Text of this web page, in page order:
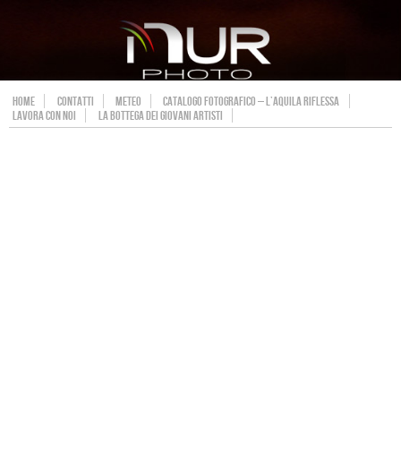
HOME CONTATTI METEO
CATALOGO FOTOGRAFICO – L’AQUILA RIFLESSA
LAVORA CON NOI
LA BOTTEGA DEI GIOVANI ARTISTI